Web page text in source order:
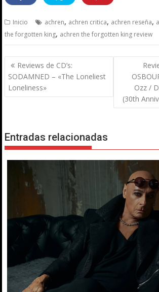
Inicio achren, achren critica, achren reseña,
the forgotten king, achren the forgotten king review
Navegación
de
entradas
Reviews de CD’s:
SODAMNED – «The Loneliest
Loneliness»
Ozz /
(30th
Entradas relacionadas